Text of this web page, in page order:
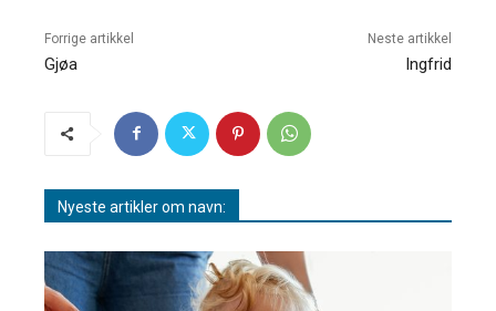
Forrige artikkel
Gjøa
Neste artikkel
Ingfrid
Nyeste artikler om navn: